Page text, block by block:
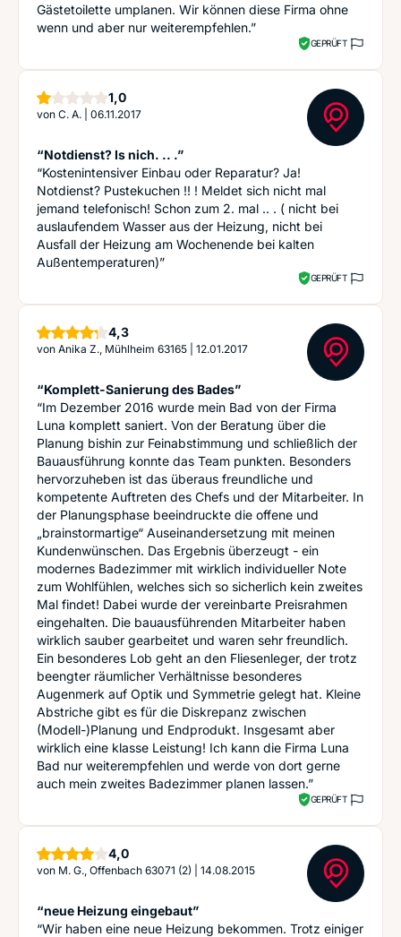
Gästetoilette umplanen. Wir können diese Firma ohne
wenn und aber nur weiterempfehlen.”
GEPRÜFT
1,0Stern
von C. A. 06.11.2017
“Notdienst? Is nich. .. .”
“Kostenintensiver Einbau oder Reparatur? Ja!
Notdienst? Pustekuchen !! ! Meldet sich nicht mal
jemand telefonisch! Schon zum 2. mal .. . ( nicht bei
auslaufendem Wasser aus der Heizung, nicht bei
Ausfall der Heizung am Wochenende bei kalten
Außentemperaturen)”
GEPRÜFT
4,3Sterne
von Anika Z., Mühlheim 63165 12.01.2017
“Komplett-Sanierung des Bades”
“Im Dezember 2016 wurde mein Bad von der Firma
Luna komplett saniert. Von der Beratung über die
Planung bishin zur Feinabstimmung und schließlich der
Bauausführung konnte das Team punkten. Besonders
hervorzuheben ist das überaus freundliche und
kompetente Auftreten des Chefs und der Mitarbeiter. In
der Planungsphase beeindruckte die offene und
„brainstormartige“ Auseinandersetzung mit meinen
Kundenwünschen. Das Ergebnis überzeugt - ein
modernes Badezimmer mit wirklich individueller Note
zum Wohlfühlen, welches sich so sicherlich kein zweites
Mal findet! Dabei wurde der vereinbarte Preisrahmen
eingehalten. Die bauausführenden Mitarbeiter haben
wirklich sauber gearbeitet und waren sehr freundlich.
Ein besonderes Lob geht an den Fliesenleger, der trotz
beengter räumlicher Verhältnisse besonderes
Augenmerk auf Optik und Symmetrie gelegt hat. Kleine
Abstriche gibt es für die Diskrepanz zwischen
(Modell-)Planung und Endprodukt. Insgesamt aber
wirklich eine klasse Leistung! Ich kann die Firma Luna
Bad nur weiterempfehlen und werde von dort gerne
auch mein zweites Badezimmer planen lassen.”
GEPRÜFT
4,0Sterne
von M. G., Offenbach 63071 (2) 14.08.2015
“neue Heizung eingebaut”
“Wir haben eine neue Heizung bekommen. Trotz einiger